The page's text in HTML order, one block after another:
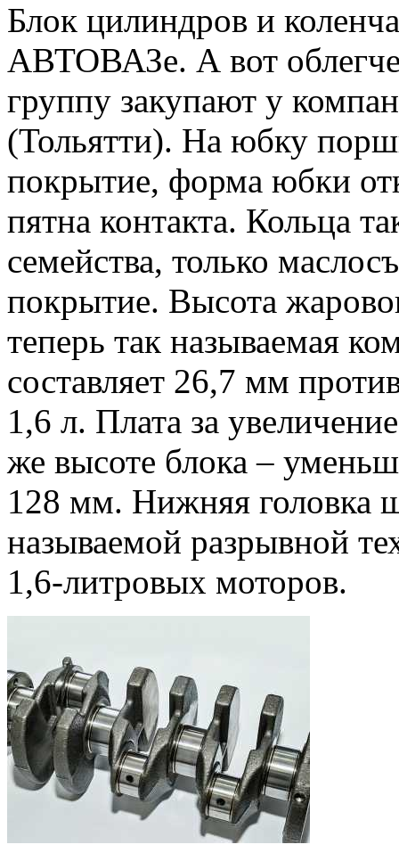
Блок цилиндров и
АВТОВАЗе. А вот
группу закупают у
(Тольятти). На юбку
покрытие, форма юбки
пятна контакта. Кольца
семейства, только
покрытие. Высота
теперь так называемая
составляет 26,7 мм
1,6 л. Плата за
же высоте блока –
128 мм. Нижняя головка
называемой разрывной
1,6‑литровых моторов.